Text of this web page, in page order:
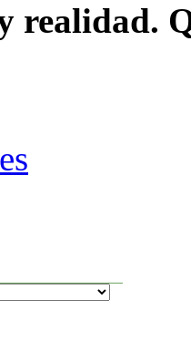
realidad.